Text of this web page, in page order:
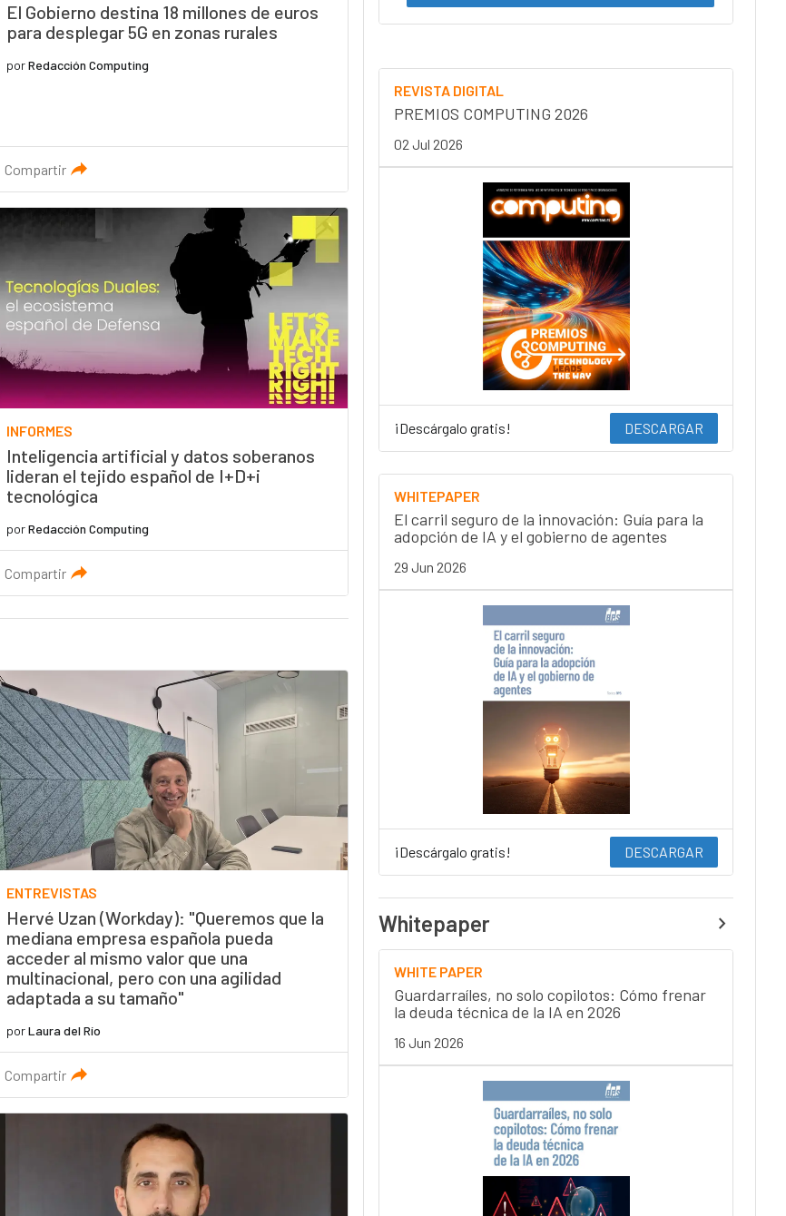
El Gobierno destina 18 millones de euros
para desplegar 5G en zonas rurales
porRedacción Computing
Compartir
INFORMES
Inteligencia artificial y datos soberanos
lideran el tejido español de I+D+i
tecnológica
porRedacción Computing
Compartir
ENTREVISTAS
Hervé Uzan (Workday): "Queremos que la
mediana empresa española pueda
acceder al mismo valor que una
multinacional, pero con una agilidad
adaptada a su tamaño"
porLaura del Río
Compartir
REVISTA DIGITAL
PREMIOS COMPUTING 2026
02 Jul 2026
¡Descárgalo gratis! DESCARGAR
WHITEPAPER
El carril seguro de la innovación: Guía para la
adopción de IA y el gobierno de agentes
29 Jun 2026
¡Descárgalo gratis! DESCARGAR
Whitepaper
WHITE PAPER
Guardarraíles, no solo copilotos: Cómo frenar
la deuda técnica de la IA en 2026
16 Jun 2026